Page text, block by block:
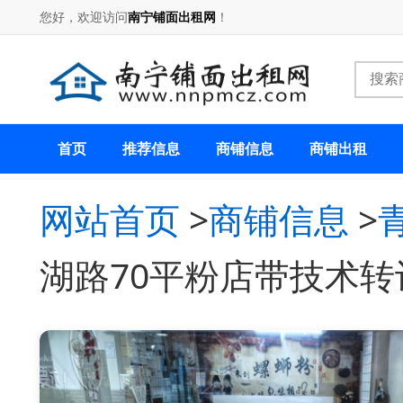
您好，欢迎访问南宁铺面出租网 ！
首页 推荐信息 商铺信息 商铺出租
网站首页 >商铺信息 >
湖路70平粉店带技术